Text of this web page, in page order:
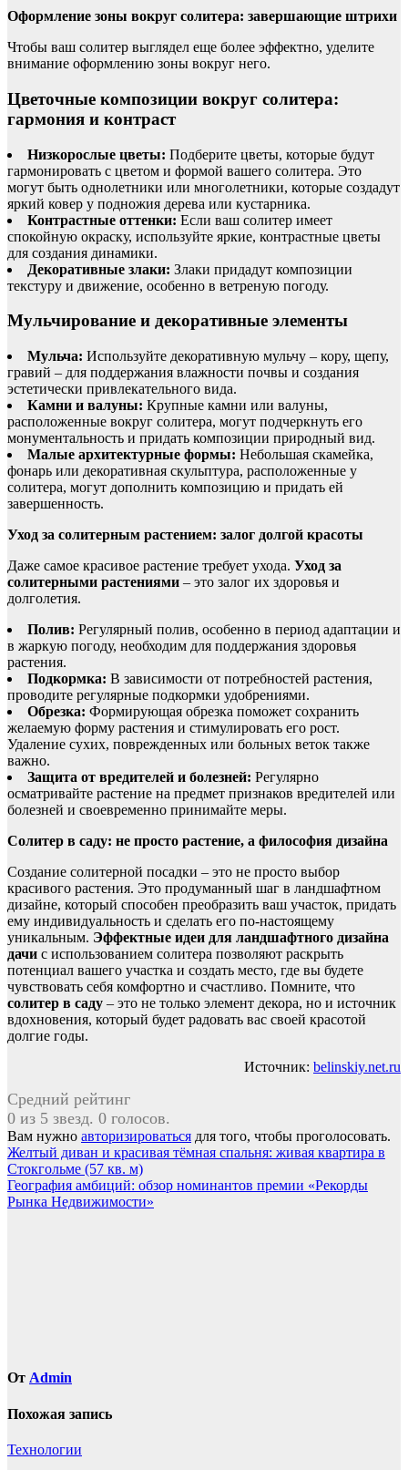
Оформление зоны вокруг солитера: завершающие штрихи
Чтобы ваш солитер выглядел еще более эффектно, уделите
внимание оформлению зоны вокруг него.
Цветочные композиции вокруг солитера:
гармония и контраст
Низкорослые цветы: Подберите цветы, которые будут
гармонировать с цветом и формой вашего солитера. Это
могут быть однолетники или многолетники, которые создадут
яркий ковер у подножия дерева или кустарника.
Контрастные оттенки: Если ваш солитер имеет
спокойную окраску, используйте яркие, контрастные цветы
для создания динамики.
Декоративные злаки: Злаки придадут композиции
текстуру и движение, особенно в ветреную погоду.
Мульчирование и декоративные элементы
Мульча: Используйте декоративную мульчу – кору, щепу,
гравий – для поддержания влажности почвы и создания
эстетически привлекательного вида.
Камни и валуны: Крупные камни или валуны,
расположенные вокруг солитера, могут подчеркнуть его
монументальность и придать композиции природный вид.
Малые архитектурные формы: Небольшая скамейка,
фонарь или декоративная скульптура, расположенные у
солитера, могут дополнить композицию и придать ей
завершенность.
Уход за солитерным растением: залог долгой красоты
Даже самое красивое растение требует ухода. Уход за
солитерными растениями – это залог их здоровья и
долголетия.
Полив: Регулярный полив, особенно в период адаптации и
в жаркую погоду, необходим для поддержания здоровья
растения.
Подкормка: В зависимости от потребностей растения,
проводите регулярные подкормки удобрениями.
Обрезка: Формирующая обрезка поможет сохранить
желаемую форму растения и стимулировать его рост.
Удаление сухих, поврежденных или больных веток также
важно.
Защита от вредителей и болезней: Регулярно
осматривайте растение на предмет признаков вредителей или
болезней и своевременно принимайте меры.
Солитер в саду: не просто растение, а философия дизайна
Создание солитерной посадки – это не просто выбор
красивого растения. Это продуманный шаг в ландшафтном
дизайне, который способен преобразить ваш участок, придать
ему индивидуальность и сделать его по-настоящему
уникальным. Эффектные идеи для ландшафтного дизайна
дачи с использованием солитера позволяют раскрыть
потенциал вашего участка и создать место, где вы будете
чувствовать себя комфортно и счастливо. Помните, что
солитер в саду – это не только элемент декора, но и источник
вдохновения, который будет радовать вас своей красотой
долгие годы.
Источник: belinskiy.net.ru
Средний рейтинг
0 из 5 звезд. 0 голосов.
Вам нужно авторизироваться для того, чтобы проголосовать.
Навигация
по
записям
Желтый диван и красивая тёмная спальня: живая квартира в
Стокгольме (57 кв. м)
География амбиций: обзор номинантов премии «Рекорды
Рынка Недвижимости»
От Admin
Похожая запись
Технологии